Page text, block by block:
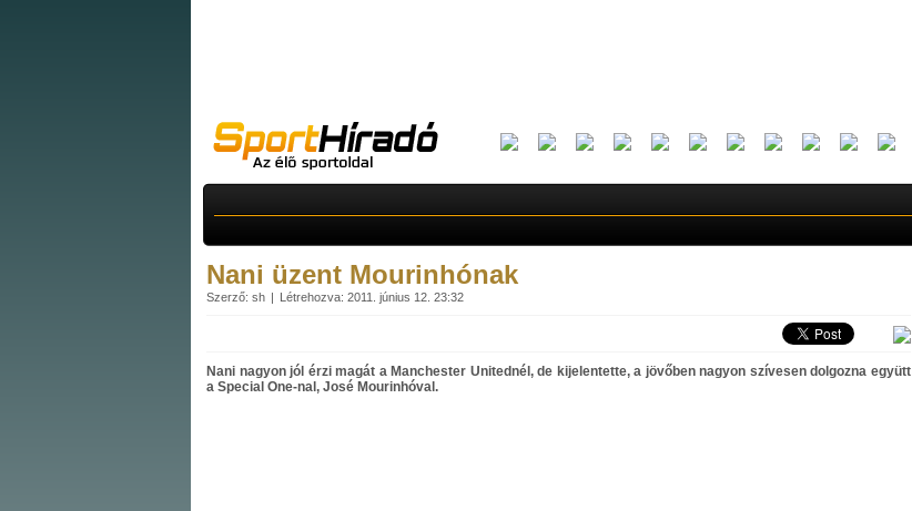
Nani üzent Mourinhónak
Szerző: sh Létrehozva: 2011. június 12. 23:32
Nani nagyon jól érzi magát a Manchester Unitednél, de kijelentette, a jövőben nagyon szívesen dolgozna együtt
a Special One-nal, José Mourinhóval.